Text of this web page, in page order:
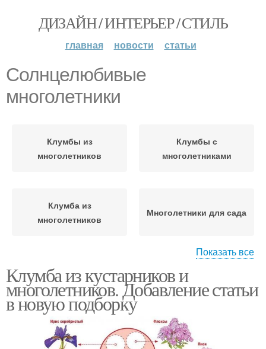
ДИЗАЙН / ИНТЕРЬЕР / СТИЛЬ
главная новости статьи
Солнцелюбивые
многолетники
Клумбы из
многолетников
Клумбы с
многолетниками
Клумба из
многолетников
Многолетники для сада
Одинаковые
многолетники
Показать все
Клумба из кустарников и
многолетников. Добавление статьи
в новую подборку